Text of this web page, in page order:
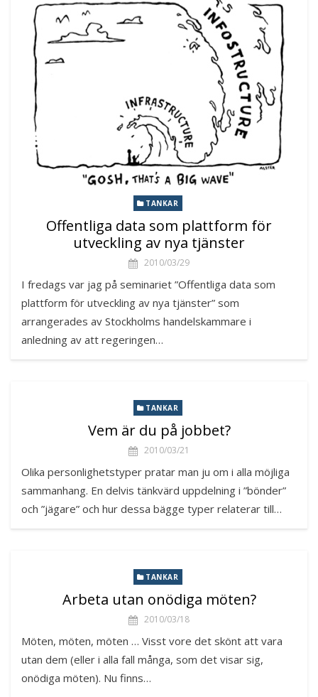
TANKAR
Offentliga data som plattform för
utveckling av nya tjänster
2010/03/29
I fredags var jag på seminariet ”Offentliga data som
plattform för utveckling av nya tjänster” som
arrangerades av Stockholms handelskammare i
anledning av att regeringen…
TANKAR
Vem är du på jobbet?
2010/03/21
Olika personlighetstyper pratar man ju om i alla möjliga
sammanhang. En delvis tänkvärd uppdelning i ”bönder”
och ”jägare” och hur dessa bägge typer relaterar till…
TANKAR
Arbeta utan onödiga möten?
2010/03/18
Möten, möten, möten … Visst vore det skönt att vara
utan dem (eller i alla fall många, som det visar sig,
onödiga möten). Nu finns…